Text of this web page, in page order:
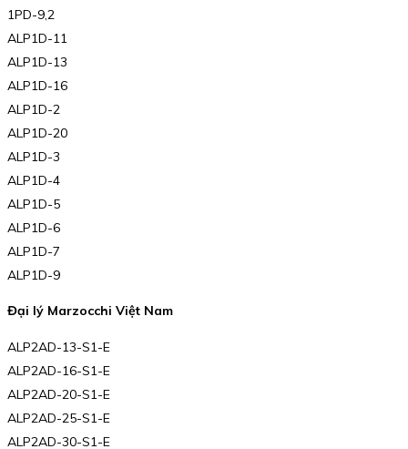
1PD-9,2
ALP1D-11
ALP1D-13
ALP1D-16
ALP1D-2
ALP1D-20
ALP1D-3
ALP1D-4
ALP1D-5
ALP1D-6
ALP1D-7
ALP1D-9
Đại lý Marzocchi Việt Nam
ALP2AD-13-S1-E
ALP2AD-16-S1-E
ALP2AD-20-S1-E
ALP2AD-25-S1-E
ALP2AD-30-S1-E